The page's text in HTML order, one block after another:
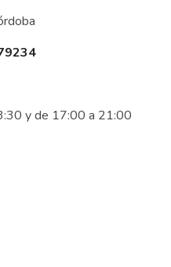
y de 17:00 a 21:00